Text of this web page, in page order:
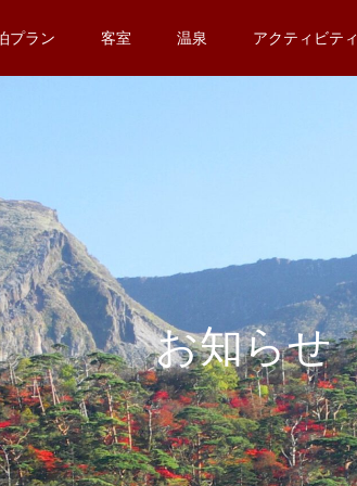
プラン 客室 温泉 アクティビティ
お知らせ